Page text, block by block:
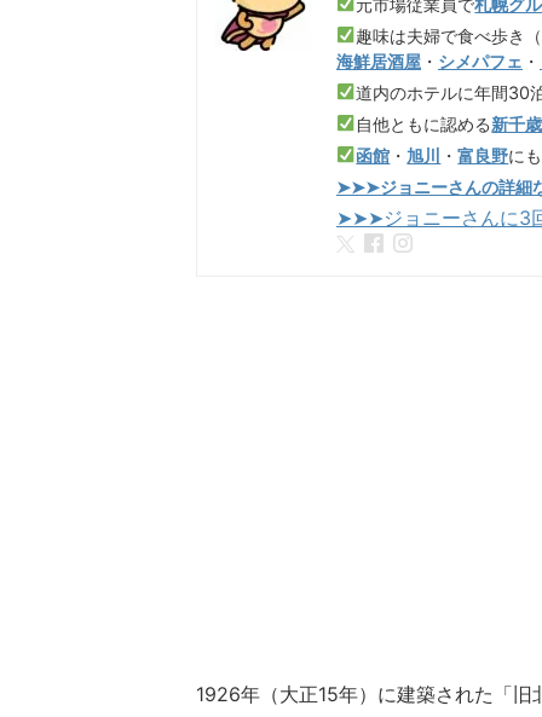
趣味は夫婦で食べ歩き（
海鮮居酒屋 ・ シメパフェ ・
道内のホテルに年間30
自他ともに認める新千
函館 ・旭川 ・富良野に
➤➤➤ジョニーさんの詳細
➤➤➤ジョニーさんに3
1926年（大正15年）に建築された「